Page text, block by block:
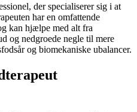
der specialiserer sig i at
har en omfattende
kan hjælpe med alt fra
og nedgroede negle til mere
og biomekaniske ubalancer.